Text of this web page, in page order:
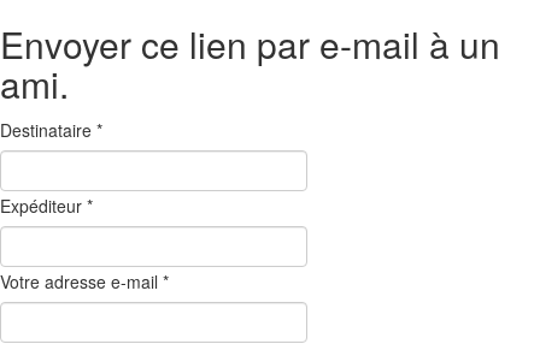
Envoyer ce lien par e-mail à un
ami.
Destinataire *
Expéditeur *
Votre adresse e-mail *